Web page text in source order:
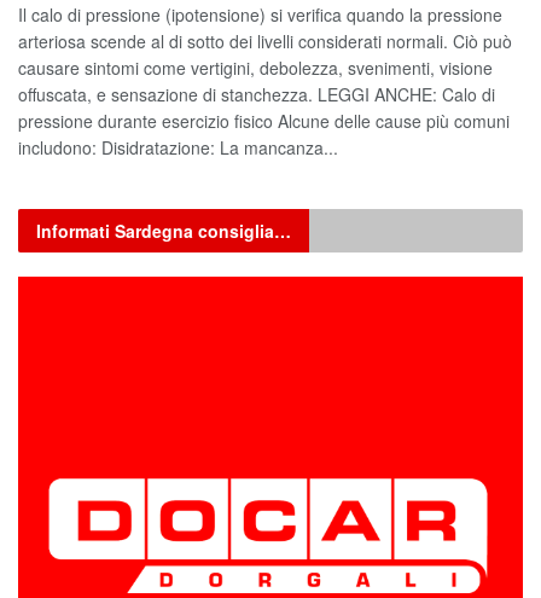
Il calo di pressione (ipotensione) si verifica quando la pressione
arteriosa scende al di sotto dei livelli considerati normali. Ciò può
causare sintomi come vertigini, debolezza, svenimenti, visione
offuscata, e sensazione di stanchezza. LEGGI ANCHE: Calo di
pressione durante esercizio fisico Alcune delle cause più comuni
includono: Disidratazione: La mancanza...
Informati Sardegna consiglia…